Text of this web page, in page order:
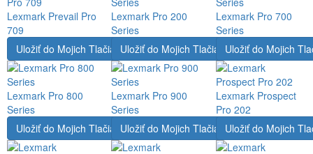
Lexmark Prevail Pro
709
Lexmark Pro 200
Series
Lexmark Pro 700
Series
Uložiť do Mojich Tlačiarní
Lexmark Pro 800
Series
Uložiť do Mojich Tlačiarní
Lexmark Pro 900
Series
Uložiť do Mojich
Lexmark Prospect
Pro 202
Uložiť do Mojich TlačiarníUložiť do Mojich TlačiarníUložiť do Mojich